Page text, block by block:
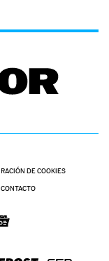
DE COOKIES
CONTACTO